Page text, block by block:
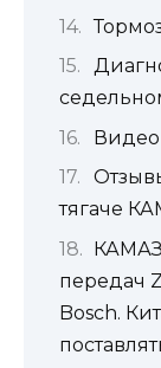
Видео
тягаче
КАМАЗ
передач
Bosch.